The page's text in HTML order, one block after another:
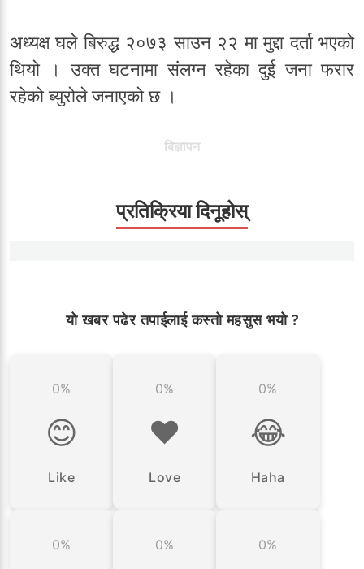
अध्यक्ष घले बिरुद्ध २०७३ साउन २२ मा मुद्दा दर्ता भएको
थियो । उक्त घटनामा संलग्न रहेका दुई जना फरार
रहेको ब्युरोले जनाएको छ ।
बिज्ञापन
प्रतिक्रिया दिनूहोस्
यो खबर पढेर तपाईलाई कस्तो महसुस भयो ?
0%
😊
Like
0%
❤️
Love
0%
😂
Haha
0% 0% 0%